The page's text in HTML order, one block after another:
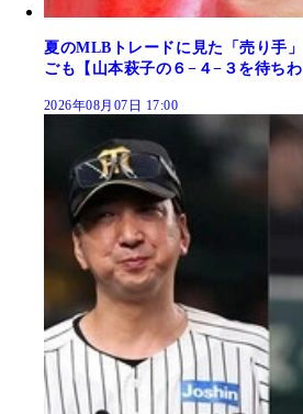
夏のMLBトレードに見た「売り手
ごも【山本萩子の６−４−３を待ち
2026年08月07日 17:00